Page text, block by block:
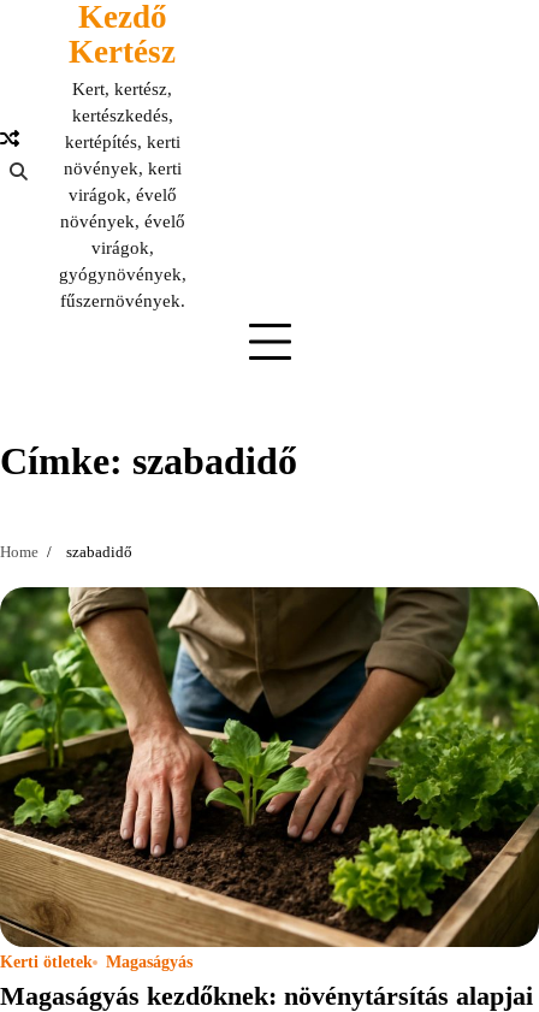
Kezdő
Kertész
Kert, kertész,
kertészkedés,
kertépítés, kerti
növények, kerti
virágok, évelő
növények, évelő
virágok,
gyógynövények,
fűszernövények.
Címke: szabadidő
Home szabadidő
Kerti ötletek Magaságyás
Magaságyás kezdőknek: növénytársítás alapjai